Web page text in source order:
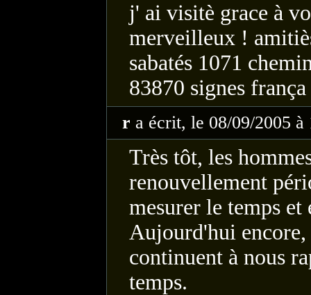
j' ai visitè grace à
merveilleux !
sabatés 1071
83870 signes frança
r a écrit, le 08/09/2005 à
Très tôt, les
renouvellement
mesurer le temps
Aujourd'hui encore,
continuent à nous
temps.